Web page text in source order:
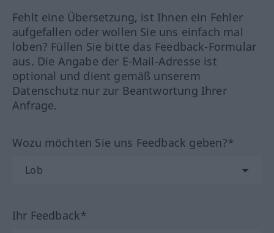
Fehlt eine Übersetzung, ist Ihnen ein Fehler
aufgefallen oder wollen Sie uns einfach mal
loben? Füllen Sie bitte das Feedback-Formular
aus. Die Angabe der E-Mail-Adresse ist
optional und dient gemäß unserem
Datenschutz nur zur Beantwortung Ihrer
Anfrage.
Wozu möchten Sie uns Feedback geben?*
Ihr Feedback*